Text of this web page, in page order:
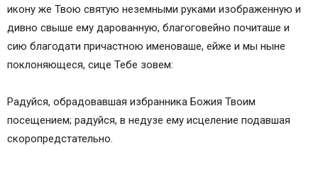
икону же Твою святую неземными руками изображенную и
дивно свыше ему дарованную, благоговейно почиташе и
сию благодати причастною именоваше, ейже и мы ныне
поклоняющеся, сице Тебе зовем:
Радуйся, обрадовавшая избранника Божия Твоим
посещением; радуйся, в недузе ему исцеление подавшая
скоропредстательно.